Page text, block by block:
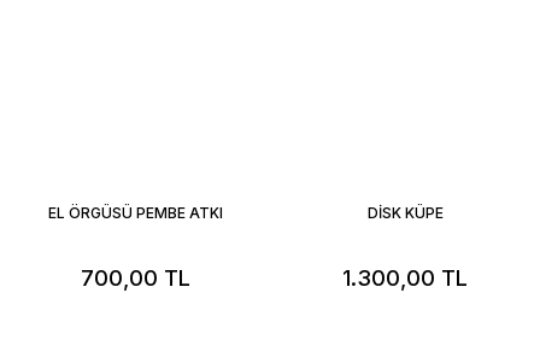
EL ÖRGÜSÜ PEMBE ATKI
700,00 TL
DİSK KÜPE
1.300,00 TL